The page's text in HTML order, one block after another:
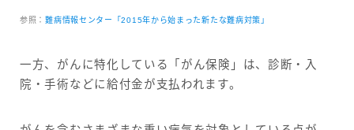
参照：難病情報センター「2015年から始まった新たな難病対策」
一方、がんに特化している「がん保険」は、診断・入
院・手術などに給付金が支払われます。